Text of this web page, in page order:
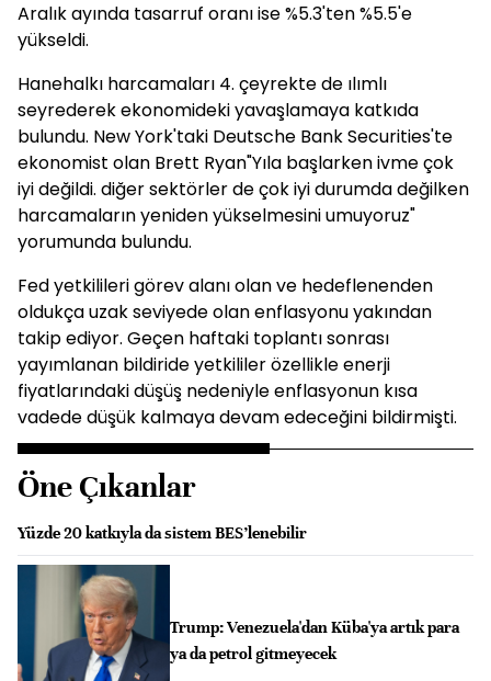
Aralık ayında tasarruf oranı ise %5.3'ten %5.5'e
yükseldi.
Hanehalkı harcamaları 4. çeyrekte de ılımlı
seyrederek ekonomideki yavaşlamaya katkıda
bulundu. New York'taki Deutsche Bank Securities'te
ekonomist olan Brett Ryan"Yıla başlarken ivme çok
iyi değildi. diğer sektörler de çok iyi durumda değilken
harcamaların yeniden yükselmesini umuyoruz"
yorumunda bulundu.
Fed yetkilileri görev alanı olan ve hedeflenenden
oldukça uzak seviyede olan enflasyonu yakından
takip ediyor. Geçen haftaki toplantı sonrası
yayımlanan bildiride yetkililer özellikle enerji
fiyatlarındaki düşüş nedeniyle enflasyonun kısa
vadede düşük kalmaya devam edeceğini bildirmişti.
Öne Çıkanlar
Yüzde 20 katkıyla da sistem BES’lenebilir
Trump: Venezuela'dan Küba'ya artık para
ya da petrol gitmeyecek